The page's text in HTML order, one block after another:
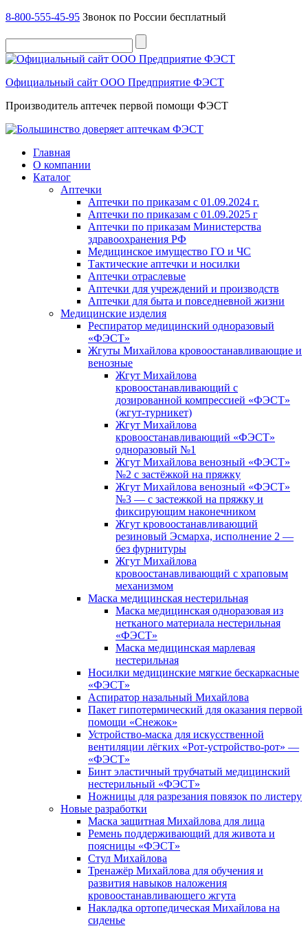
8-800-555-45-95 Звонок по России бесплатный
Официальный сайт ООО Предприятие ФЭСТ
Производитель аптечек первой помощи ФЭСТ
Главная
О компании
Каталог
Аптечки
Аптечки по приказам с 01.09.2024 г.
Аптечки по приказам с 01.09.2025 г
Аптечки по приказам Министерства
здравоохранения РФ
Медицинское имущество ГО и ЧС
Тактические аптечки и носилки
Аптечки отраслевые
Аптечки для учреждений и производств
Аптечки для быта и повседневной жизни
Медицинские изделия
Респиратор медицинский одноразовый
«ФЭСТ»
Жгуты Михайлова кровоостанавливающие и
венозные
Жгут Михайлова
кровоостанавливающий с
дозированной компрессией «ФЭСТ»
(жгут-турникет)
Жгут Михайлова
кровоостанавливающий «ФЭСТ»
одноразовый №1
Жгут Михайлова венозный «ФЭСТ»
№2 с застёжкой на пряжку
Жгут Михайлова венозный «ФЭСТ»
№3 — с застежкой на пряжку и
фиксирующим наконечником
Жгут кровоостанавливающий
резиновый Эсмарха, исполнение 2 —
без фурнитуры
Жгут Михайлова
кровоостанавливающий с храповым
механизмом
Маска медицинская нестерильная
Маска медицинская одноразовая из
нетканого материала нестерильная
«ФЭСТ»
Маска медицинская марлевая
нестерильная
Носилки медицинские мягкие бескаркасные
«ФЭСТ»
Аспиратор назальный Михайлова
Пакет гипотермический для оказания первой
помощи «Снежок»
Устройство-маска для искусственной
вентиляции лёгких «Рот-устройство-рот» —
«ФЭСТ»
Бинт эластичный трубчатый медицинский
нестерильный «ФЭСТ»
Ножницы для разрезания повязок по листеру
Новые разработки
Маска защитная Михайлова для лица
Ремень поддерживающий для живота и
поясницы «ФЭСТ»
Стул Михайлова
Тренажёр Михайлова для обучения и
развития навыков наложения
кровоостанавливающего жгута
Накладка ортопедическая Михайлова на
сиденье